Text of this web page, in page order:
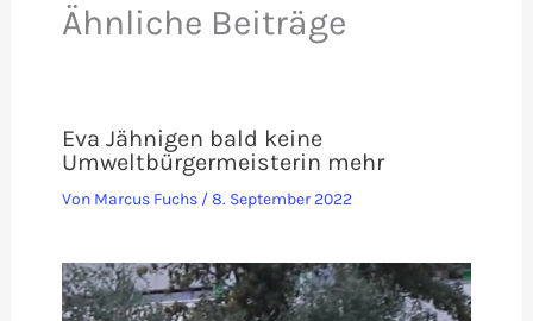
Ähnliche Beiträge
Eva Jähnigen bald keine
Umweltbürgermeisterin mehr
Von Marcus Fuchs /8. September 2022